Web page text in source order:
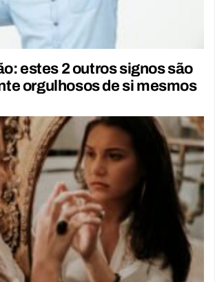
estes 2 outros signos são
orgulhosos de si mesmos